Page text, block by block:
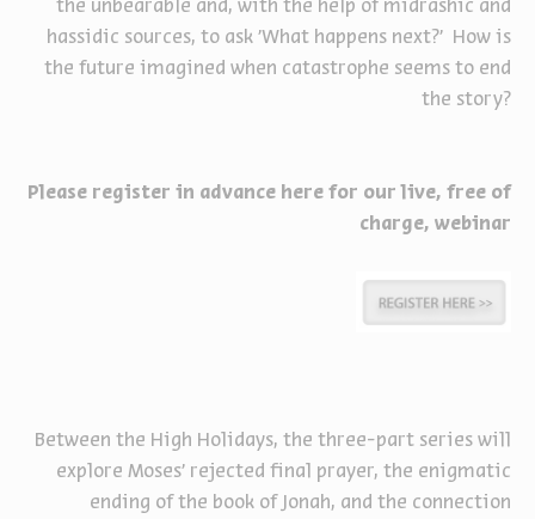
the unbearable and, with the help of midrashic and
hassidic sources, to ask 'What happens next?' How is
the future imagined when catastrophe seems to end
the story?
Please register in advance here for our live, free of
charge, webinar
Between the High Holidays, the three-part series will
explore Moses’ rejected final prayer, the enigmatic
ending of the book of Jonah, and the connection